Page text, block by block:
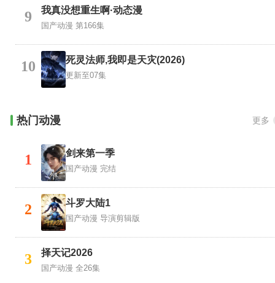
9 ​我真没想重生啊·动态漫​
国产动漫 第166集
10 死灵法师,我即是天灾(2026)
更新至07集
热门动漫 更多
1 剑来第一季
国产动漫 完结
2 斗罗大陆1
国产动漫 导演剪辑版
3 择天记2026
国产动漫 全26集